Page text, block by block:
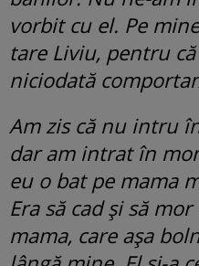
vorbit cu el. Pe
tare Liviu, pentru
niciodată
Am zis că nu intru
dar am intrat în
eu o bat pe mama
Era să cad și să
mama, care așa